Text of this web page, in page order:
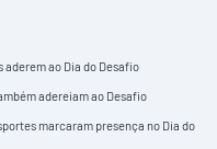
ao Dia do Desafio
adereiam ao Desafio
marcaram presença no Dia do